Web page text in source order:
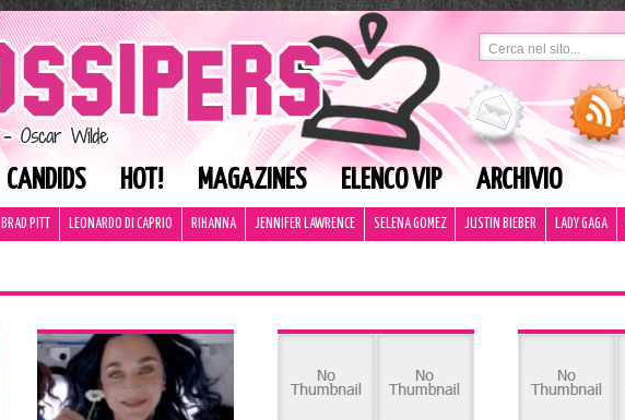
CANDIDS HOT! MAGAZINES ELENCO VIP ARCHIVIO
BRAD PITT LEONARDO DI CAPRIO RIHANNA JENNIFER LAWRENCE SELENA GOMEZ JUSTIN BIEBER LADY GAGA